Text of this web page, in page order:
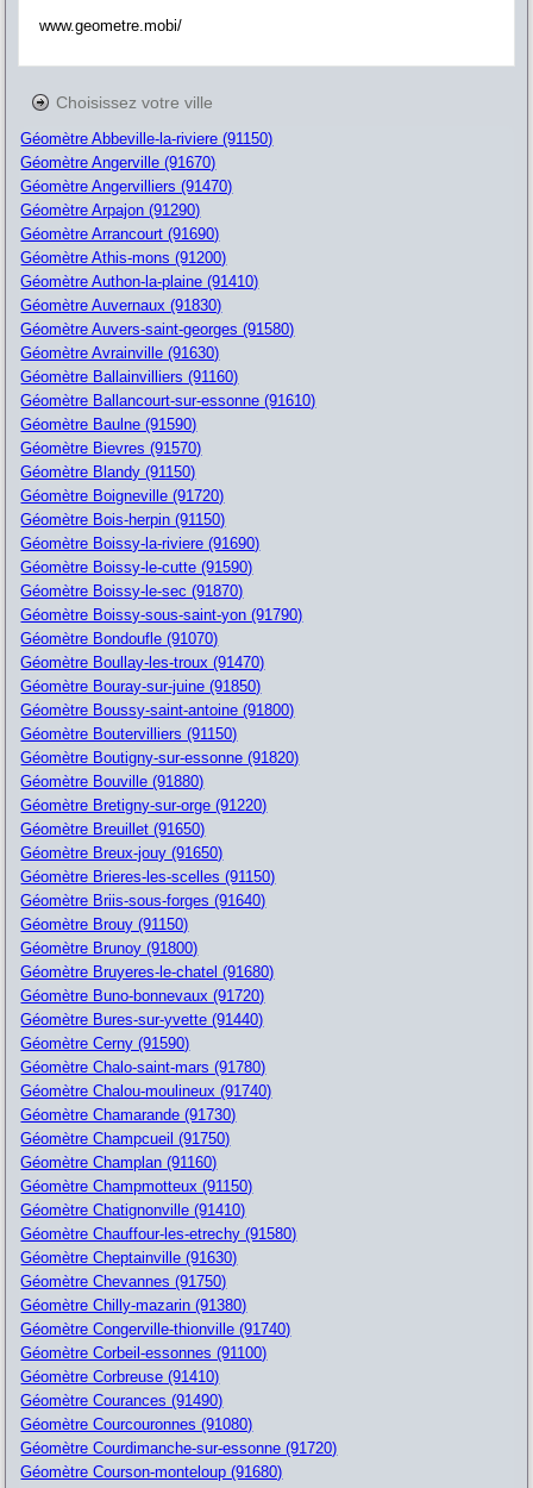
www.geometre.mobi/
Choisissez votre ville
Géomètre Abbeville-la-riviere (91150)
Géomètre Angerville (91670)
Géomètre Angervilliers (91470)
Géomètre Arpajon (91290)
Géomètre Arrancourt (91690)
Géomètre Athis-mons (91200)
Géomètre Authon-la-plaine (91410)
Géomètre Auvernaux (91830)
Géomètre Auvers-saint-georges (91580)
Géomètre Avrainville (91630)
Géomètre Ballainvilliers (91160)
Géomètre Ballancourt-sur-essonne (91610)
Géomètre Baulne (91590)
Géomètre Bievres (91570)
Géomètre Blandy (91150)
Géomètre Boigneville (91720)
Géomètre Bois-herpin (91150)
Géomètre Boissy-la-riviere (91690)
Géomètre Boissy-le-cutte (91590)
Géomètre Boissy-le-sec (91870)
Géomètre Boissy-sous-saint-yon (91790)
Géomètre Bondoufle (91070)
Géomètre Boullay-les-troux (91470)
Géomètre Bouray-sur-juine (91850)
Géomètre Boussy-saint-antoine (91800)
Géomètre Boutervilliers (91150)
Géomètre Boutigny-sur-essonne (91820)
Géomètre Bouville (91880)
Géomètre Bretigny-sur-orge (91220)
Géomètre Breuillet (91650)
Géomètre Breux-jouy (91650)
Géomètre Brieres-les-scelles (91150)
Géomètre Briis-sous-forges (91640)
Géomètre Brouy (91150)
Géomètre Brunoy (91800)
Géomètre Bruyeres-le-chatel (91680)
Géomètre Buno-bonnevaux (91720)
Géomètre Bures-sur-yvette (91440)
Géomètre Cerny (91590)
Géomètre Chalo-saint-mars (91780)
Géomètre Chalou-moulineux (91740)
Géomètre Chamarande (91730)
Géomètre Champcueil (91750)
Géomètre Champlan (91160)
Géomètre Champmotteux (91150)
Géomètre Chatignonville (91410)
Géomètre Chauffour-les-etrechy (91580)
Géomètre Cheptainville (91630)
Géomètre Chevannes (91750)
Géomètre Chilly-mazarin (91380)
Géomètre Congerville-thionville (91740)
Géomètre Corbeil-essonnes (91100)
Géomètre Corbreuse (91410)
Géomètre Courances (91490)
Géomètre Courcouronnes (91080)
Géomètre Courdimanche-sur-essonne (91720)
Géomètre Courson-monteloup (91680)